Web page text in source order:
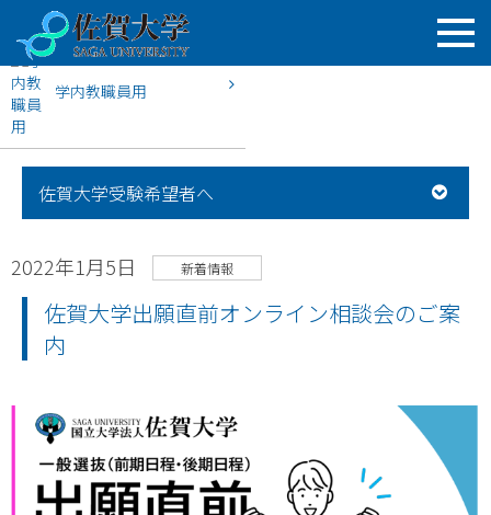
学内教職員用
HOME
佐賀大学受験希望者へ
2022年1月5日 新着情報
佐賀大学出願直前オンライン相談会のご案
内